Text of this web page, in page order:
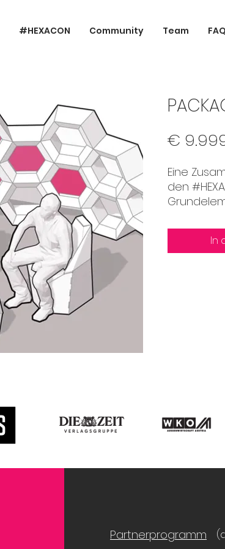
#HEXACON Community Team FAQ
€
Eine
den
In
Partnerprogramm